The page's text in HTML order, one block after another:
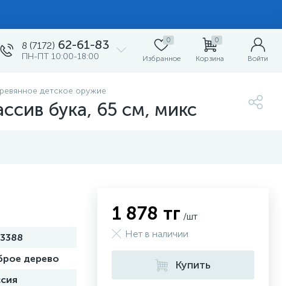
8 (7172) 62-61-83
ПН-ПТ 10:00-18:00
0
Избранное
0
Корзина Войти
детское оружие
бука, 65 см, микс
дерево
1 878 тг /шт
Нет в наличии
Купить